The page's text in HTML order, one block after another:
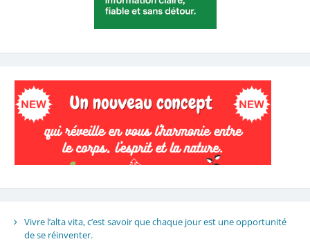
Vivre l’alta vita, c’est savoir que chaque jour est une opportunité
de se réinventer.